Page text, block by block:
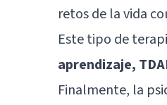
retos de la vida
Este tipo de
aprendizaje,
Finalmente, la